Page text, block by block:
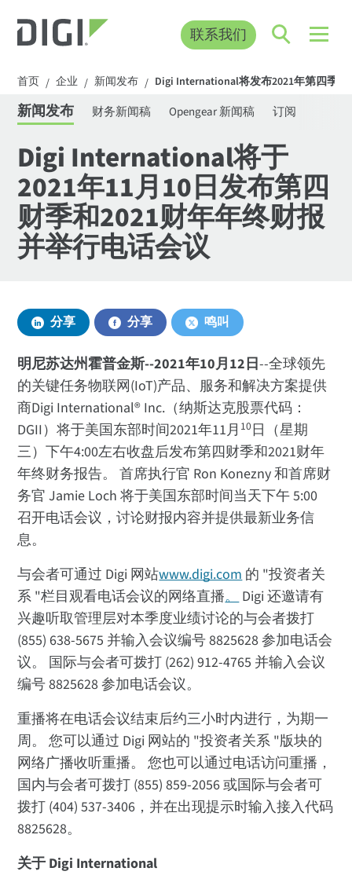
联系我们
首页 / 企业 / 新闻发布 / Digi International将发布2021年第四季
新闻发布 财务新闻稿 Opengear 新闻稿 订阅
Digi International将于
2021年11月10日发布第四
财季和2021财年年终财报
并举行电话会议
分享 分享 鸣叫
明尼苏达州霍普金斯--2021年10月12日--全球领先
的关键任务物联网(IoT)产品、服务和解决方案提供
商Digi International® Inc.（纳斯达克股票代码：
DGII）将于美国东部时间2021年11月 10 日（星期
三）下午4:00左右收盘后发布第四财季和2021财年
年终财务报告。 首席执行官 Ron Konezny 和首席财
务官 Jamie Loch 将于美国东部时间当天下午 5:00
召开电话会议，讨论财报内容并提供最新业务信
息。
与会者可通过 Digi 网站www.digi.com的 "投资者关
系 "栏目观看电话会议的网络直播。Digi 还邀请有
兴趣听取管理层对本季度业绩讨论的与会者拨打
(855) 638-5675 并输入会议编号 8825628 参加电话会
议。 国际与会者可拨打 (262) 912-4765 并输入会议
编号 8825628 参加电话会议。
重播将在电话会议结束后约三小时内进行，为期一
周。 您可以通过 Digi 网站的 "投资者关系 "版块的
网络广播收听重播。 您也可以通过电话访问重播，
国内与会者可拨打 (855) 859-2056 或国际与会者可
拨打 (404) 537-3406，并在出现提示时输入接入代码
8825628。
关于 Digi International